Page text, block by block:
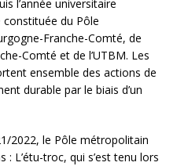
l’année universitaire
constituée du Pôle
Franche-Comté, de
Comté et de l’UTBM. Les
ensemble des actions de
durable par le biais d’un
2022, le Pôle métropolitain
L’étu-troc, qui s’est tenu lors